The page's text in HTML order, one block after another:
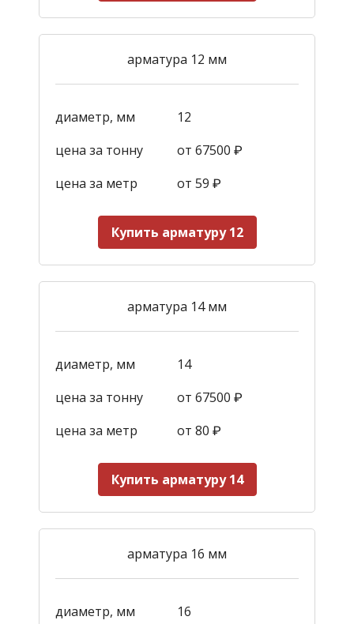
арматура 12 мм
диаметр, мм
12
цена за тонну
от 67500 ₽
цена за метр
от 59 ₽
Купить арматуру 12
арматура 14 мм
диаметр, мм
14
цена за тонну
от 67500 ₽
цена за метр
от 80 ₽
Купить арматуру 14
арматура 16 мм
диаметр, мм 16